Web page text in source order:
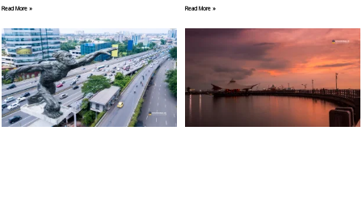
Read More » Read More »